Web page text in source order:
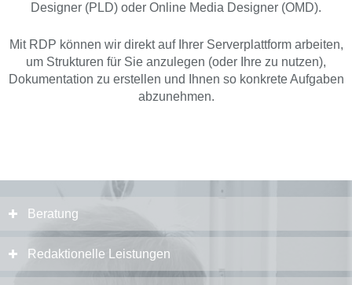
Designer (PLD) oder Online Media Designer (OMD).
Mit RDP können wir direkt auf Ihrer Serverplattform arbeiten,
um Strukturen für Sie anzulegen (oder Ihre zu nutzen),
Dokumentation zu erstellen und Ihnen so konkrete Aufgaben
abzunehmen.
Beratung
Redaktionelle Leistungen